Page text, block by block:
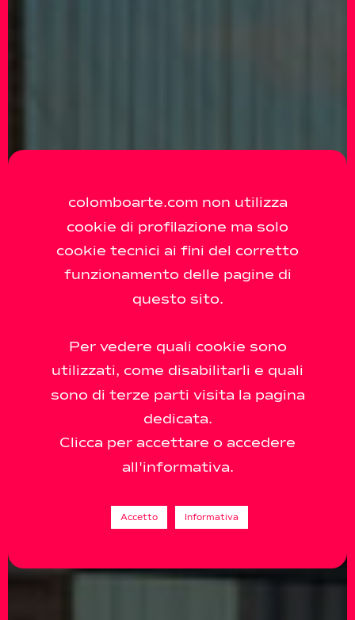
colomboarte.com non utilizza
cookie di profilazione ma solo
cookie tecnici ai fini del corretto
funzionamento delle pagine di
questo sito.
Per vedere quali cookie sono
utilizzati, come disabilitarli e quali
sono di terze parti visita la pagina
dedicata.
Clicca per accettare o accedere
all'informativa.
Accetto Informativa